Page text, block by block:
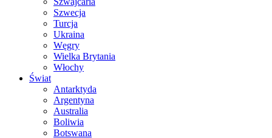
Szwecja
Turcja
Ukraina
Węgry
Wielka Brytania
Włochy
Świat
Antarktyda
Argentyna
Australia
Boliwia
Botswana